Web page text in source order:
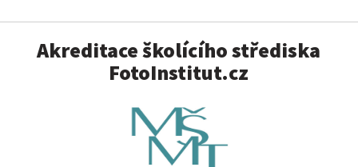
Akreditace školícího střediska
FotoInstitut.cz